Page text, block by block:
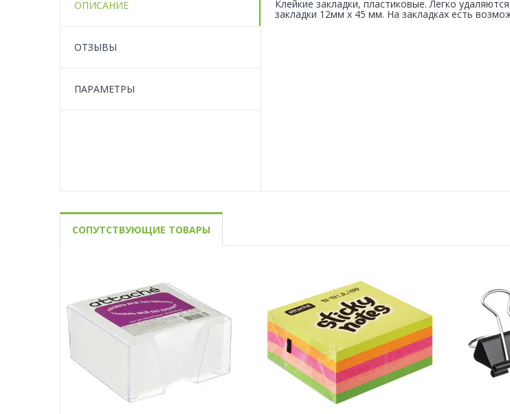
ОПИСАНИЕ
ОТЗЫВЫ
ПАРАМЕТРЫ
Клейкие закладки, пластиковые. Легко
закладки 12мм х 45 мм. На закладках есть
СОПУТСТВУЮЩИЕ ТОВАРЫ